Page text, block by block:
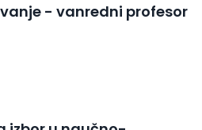
- vanredni profesor